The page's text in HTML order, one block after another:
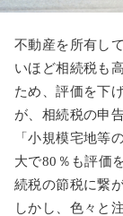
不動産を所有し
いほど相続税も
ため、評価を下
が、相続税の申
「小規模宅地等
大で80％も評価
続税の節税に繋
しかし、色々と